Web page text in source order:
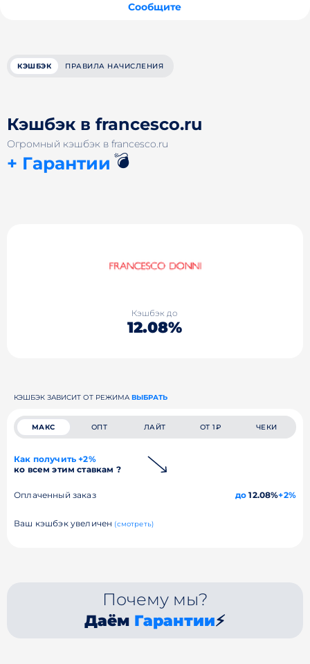
Сообщите
КЭШБЭК ПРАВИЛА НАЧИСЛЕНИЯ
Кэшбэк в francesco.ru
Огромный кэшбэк в francesco.ru
+ Гарантии 💣
Кэшбэк до
12.08%
КЭШБЭК ЗАВИСИТ ОТ РЕЖИМА ВЫБРАТЬ
МАКС ОПТ ЛАЙТ ОТ 1₽ ЧЕКИ
Как получить +2%
ко всем этим ставкам ?
Оплаченный заказ до 12.08%+2%
Ваш кэшбэк увеличен (смотреть)
Почему мы?
Даём Гарантии⚡